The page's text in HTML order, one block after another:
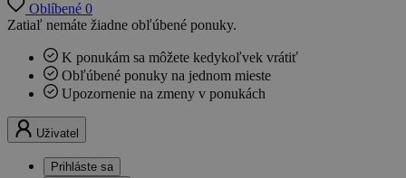
Oblíbené 0
Zatiaľ nemáte žiadne obľúbené ponuky.
K ponukám sa môžete kedykoľvek vrátiť
Obľúbené ponuky na jednom mieste
Upozornenie na zmeny v ponukách
Uživatel
Prihláste sa